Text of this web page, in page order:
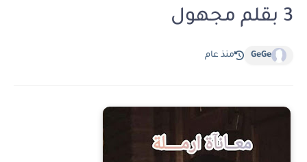
3 بقلم مجهول
GeGe منذ عام